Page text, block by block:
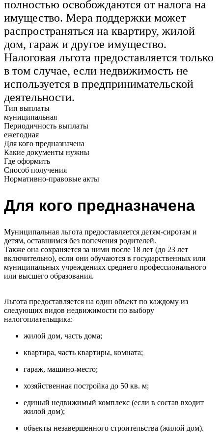
полностью освобождаются от налога на
имущество. Мера поддержки может
распространяться на квартиру, жилой
дом, гараж и другое имущество.
Налоговая льгота предоставляется только
в том случае, если недвижимость не
используется в предпринимательской
деятельности.
Тип выплаты
муниципальная
Периодичность выплаты
ежегодная
Для кого предназначена
Какие документы нужны
Где оформить
Способ получения
Нормативно-правовые акты
Для кого предназначена
Муниципальная льгота предоставляется детям-сиротам и
детям, оставшимся без попечения родителей.
Также она сохраняется за ними после 18 лет (до 23 лет
включительно), если они обучаются в государственных или
муниципальных учреждениях среднего профессионального
или высшего образования.
Льгота предоставляется на один объект по каждому из
следующих видов недвижимости по выбору
налогоплательщика:
жилой дом, часть дома;
квартира, часть квартиры, комната;
гараж, машино-место;
хозяйственная постройка до 50 кв. м;
единый недвижимый комплекс (если в состав входит
жилой дом);
объекты незавершенного строительства (жилой дом).